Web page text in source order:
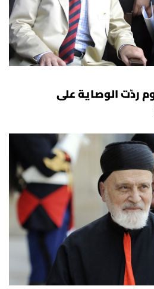
7 آب: يوم ردّت الوصاية على